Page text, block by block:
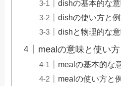
dishの基本的な
dishの使い方と
dishと物理的な意
mealの意味と使い方
mealの基本的な
mealの使い方と